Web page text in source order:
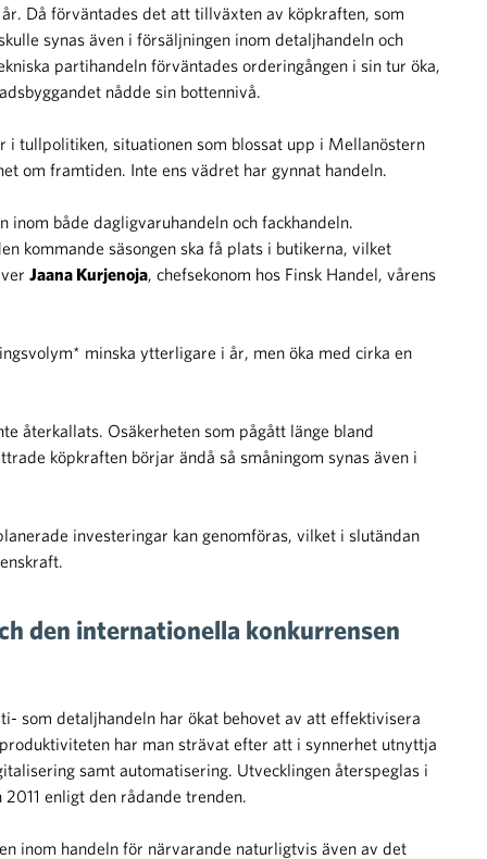
Då förväntades det att tillväxten av köpkraften, som
synas även i försäljningen inom detaljhandeln och
partihandeln förväntades orderingången i sin tur öka,
nådde sin bottennivå.
tullpolitiken, situationen som blossat upp i Mellanöstern
om framtiden. Inte ens vädret har gynnat handeln.
både dagligvaruhandeln och fackhandeln.
kommande säsongen ska få plats i butikerna, vilket
Jaana Kurjenoja , chefsekonom hos Finsk Handel, vårens
minska ytterligare i år, men öka med cirka en
återkallats. Osäkerheten som pågått länge bland
köpkraften börjar ändå så småningom synas även i
investeringar kan genomföras, vilket i slutändan
den internationella konkurrensen
som detaljhandeln har ökat behovet av att effektivisera
har man strävat efter att i synnerhet utnyttja
samt automatisering. Utvecklingen återspeglas i
enligt den rådande trenden.
inom handeln för närvarande naturligtvis även av det